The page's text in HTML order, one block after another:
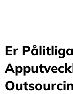
Er